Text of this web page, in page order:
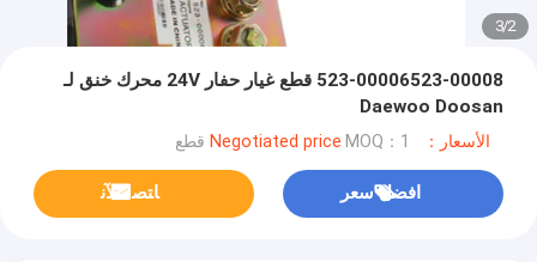
2
/
3
523-00006523-00008 قطع غيار حفار 24V محرك خنق لـ
Daewoo Doosan
الأسعار：Negotiated price MOQ：1 قطع
افضل سعر ﺎﺘﺼﻟ ﺍﻶﻧ